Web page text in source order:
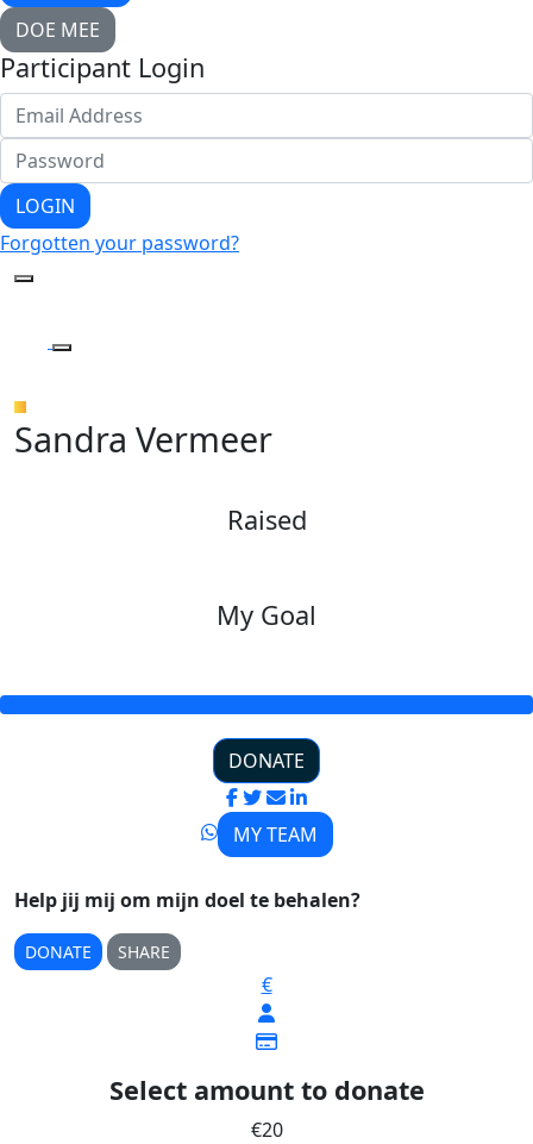
DOE MEE
Participant Login
LOGIN
Forgotten your password?
Sandra Vermeer
Raised
My Goal
DONATE
MY TEAM
Help jij mij om mijn doel te behalen?
DONATE SHARE
€
Select amount to donate
€20